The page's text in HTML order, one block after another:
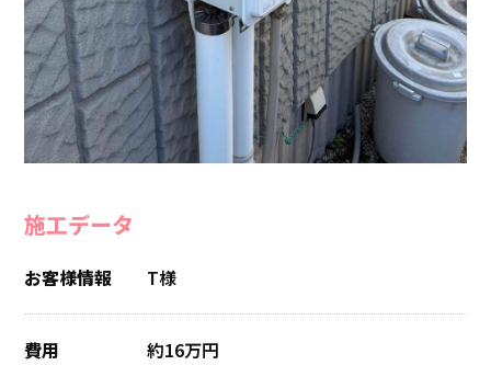
施工データ
お客様情報 T様
費用 約16万円